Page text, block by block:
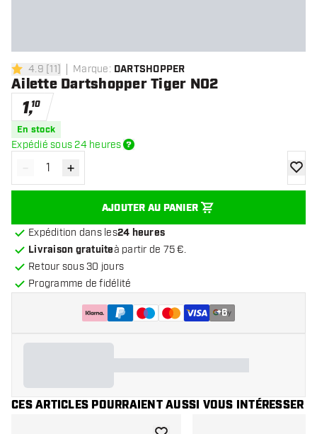
4.9 étoiles de notation
4.9 [11] Marque: DARTSHOPPER
Ailette Dartshopper Tiger NO2
1,10
En stock
Expédié sous 24 heures
Diminuer la quantité
- Augmenter la quantité
+
AJOUTER AU PANIER
Expédition dans les24 heures
Livraison gratuiteà partir de 75 €.
Retour sous 30 jours
Programme de fidélité
+6
CES ARTICLES POURRAIENT AUSSI VOUS INTÉRESSER